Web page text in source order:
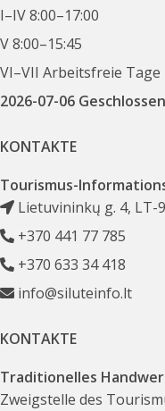
I–IV 8:00–17:00
V 8:00–15:45
VI–VII Arbeitsfreie Tage
2026-07-06
KONTAKTE
Tourismus-
Lietuvininkų g. 4, LT-
+370 441 77 785
+370 633 34 418
info@siluteinfo.lt
KONTAKTE
Traditionelles
Zweigstelle des